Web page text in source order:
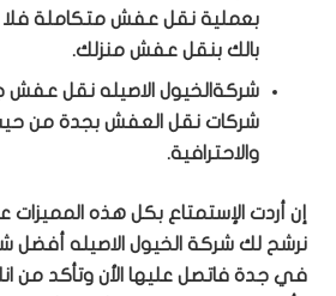
بعملية نقل عفش متكاملة
بالك بنقل عفش منزلك.
شركةالخيول الاصيله نقل
شركات نقل العفش بجدة من
والاحترافية.
إن أردت الإستمتاع بكل هذه المميزات
نرشح لك شركة الخيول الاصيله
في جدة فاتصل عليها الأن وتأكد من